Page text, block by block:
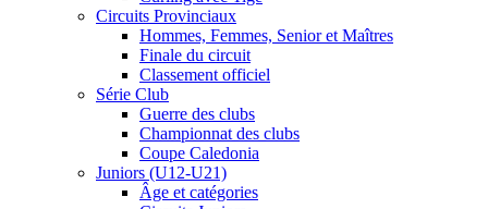
Circuits Provinciaux
Hommes, Femmes, Senior et Maîtres
Finale du circuit
Classement officiel
Série Club
Guerre des clubs
Championnat des clubs
Coupe Caledonia
Juniors (U12-U21)
Âge et catégories